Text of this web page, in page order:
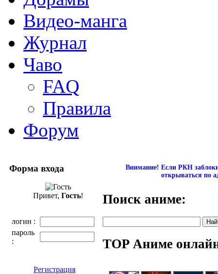
Видео-манга
Журнал
Чаво
FAQ
Правила
Форум
Форма входа
Привет, Гость!
логин :
пароль
:
Регистрация
Внимание! Если РКН
открываться по
Поиск аниме:
TOP Аниме